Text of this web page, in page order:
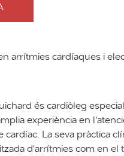
DOCTOR
GUICHARD
arrítmies cardíaques i
és cardiòleg
experiència en
La seva pràctica
d'arrítmies com en el